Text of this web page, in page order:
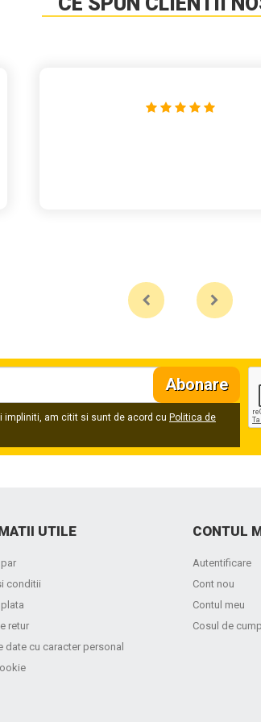
Abonare
impliniti, am citit si sunt de acord cu Politica de
UTILE
conditii
retur
date cu caracter personal
CONTUL
Autentificare
Cont nou
Contul meu
Cosul de